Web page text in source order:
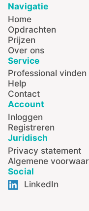
Navigatie
Home
Opdrachten
Prijzen
Over ons
Service
Professional vinden
Help
Contact
Account
Inloggen
Registreren
Juridisch
Privacy statement
Algemene
Social
LinkedIn